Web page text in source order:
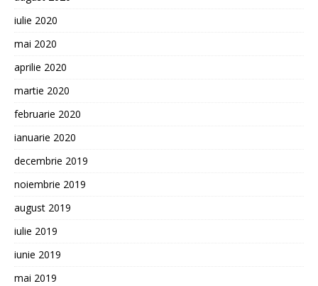
iulie 2020
mai 2020
aprilie 2020
martie 2020
februarie 2020
ianuarie 2020
decembrie 2019
noiembrie 2019
august 2019
iulie 2019
iunie 2019
mai 2019